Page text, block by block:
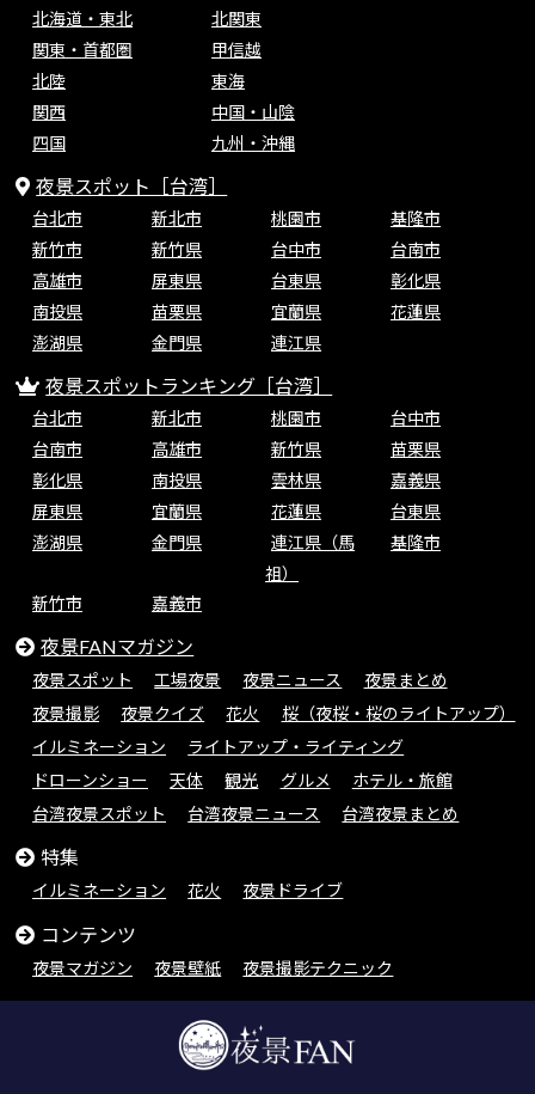
北海道・東北
北関東
関東・首都圏
甲信越
北陸
東海
関西
中国・山陰
四国
九州・沖縄
夜景スポット［台湾］
台北市 新北市 桃園市
基隆市
新竹市
新竹県 台中市
台南市
高雄市
屏東県 台東県
彰化県
南投県
苗栗県 宜蘭県
花蓮県
澎湖県
金門県 連江県
夜景スポットランキング［台湾］
台北市 新北市 桃園市
台中市
台南市
高雄市 新竹県
苗栗県
彰化県
南投県 雲林県
嘉義県
屏東県
宜蘭県 花蓮県
台東県
澎湖県
金門県
連江県（馬
祖）
基隆市
新竹市 嘉義市
夜景FANマガジン
夜景スポット 工場夜景 夜景ニュース
夜景まとめ
夜景撮影
夜景クイズ 花火
桜（夜桜・桜のライトアップ）
イルミネーション
ライトアップ・ライティング
ドローンショー
天体 観光 グルメ
ホテル・旅館
台湾夜景スポット
台湾夜景ニュース 台湾夜景まとめ
特集
イルミネーション 花火 夜景ドライブ
コンテンツ
夜景マガジン 夜景壁紙 夜景撮影テクニック